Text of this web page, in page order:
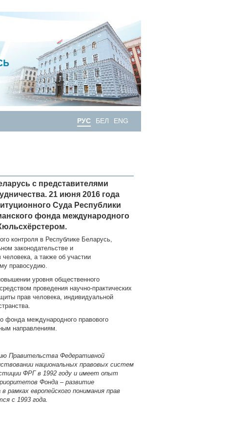
РУС БЕЛ ENG
с представителями
21 июня 2016 года
Суда Республики
фонда международного
контроля в Республике Беларусь,
законодательстве и
а также об участии
правосудию.
уровня общественного
проведения научно-практических
прав человека, индивидуальной
фонда международного правового
направлениям.
Правительства Федеративной
национальных правовых систем
ФРГ в 1992 году и имеет опыт
Фонда – развитие
рамках европейского понимания прав
с 1993 года.